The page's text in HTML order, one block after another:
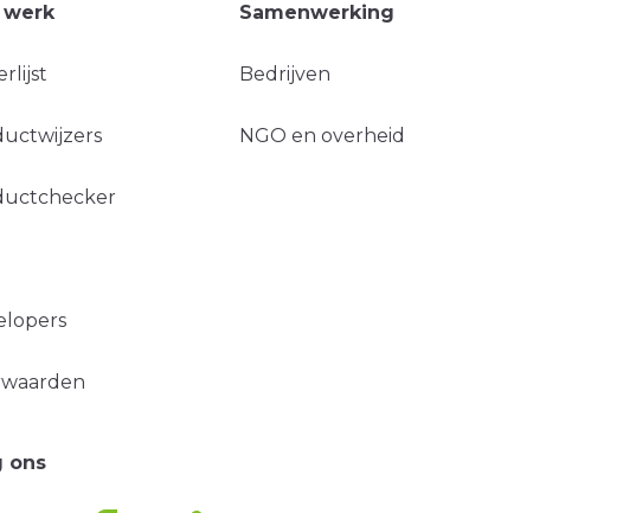
werk Samenwerking
Bedrijven
NGO en overheid
ons